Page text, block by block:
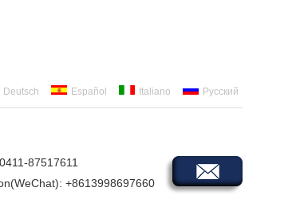
Deutsch Español Italiano Русский
87517611
+8613998697660